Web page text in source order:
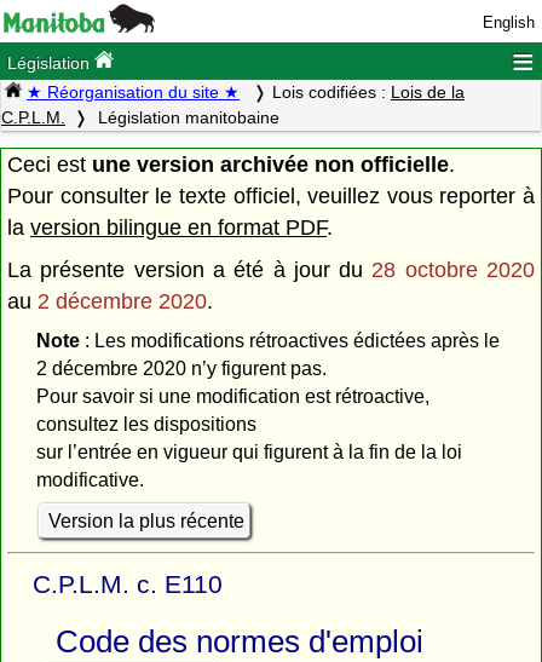
English
Législation ≡
★ Réorganisation du site ★ Lois codifiées : Lois de la
C.P.L.M.
Législation manitobaine
Ceci est une version archivée non officielle.
Pour consulter le texte officiel, veuillez vous reporter à
la version bilingue en format PDF.
La présente version a été à jour du 28 octobre 2020
au 2 décembre 2020.
Note: Les modifications rétroactives édictées après le
2 décembre 2020 n’y figurent pas.
Pour savoir si une modification est rétroactive,
consultez les dispositions
sur l’entrée en vigueur qui figurent à la fin de la loi
modificative.
Version la plus récente
C.P.L.M. c. E110
Code des normes d'emploi